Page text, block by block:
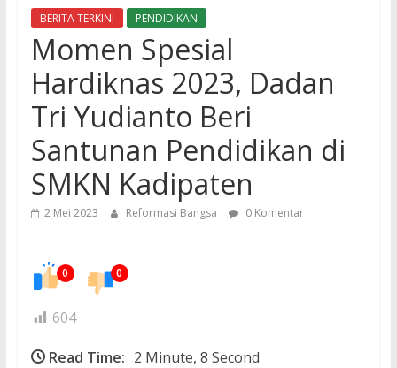
BERITA TERKINI PENDIDIKAN
Momen Spesial
Hardiknas 2023, Dadan
Tri Yudianto Beri
Santunan Pendidikan di
SMKN Kadipaten
2 Mei 2023 Reformasi Bangsa 0 Komentar
0 0
604
Read Time: 2 Minute, 8 Second